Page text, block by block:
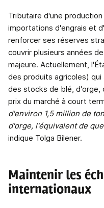
Tributaire d'une
importations d'engrais et
renforcer ses réserves
couvrir plusieurs années
majeure. Actuellement,
des produits agricoles)
des stocks de blé, d'orge,
prix du marché à court
d'environ 1,5 million de
d'orge, l'équivalent de
indique Tolga Bilener.
Maintenir les
internationaux